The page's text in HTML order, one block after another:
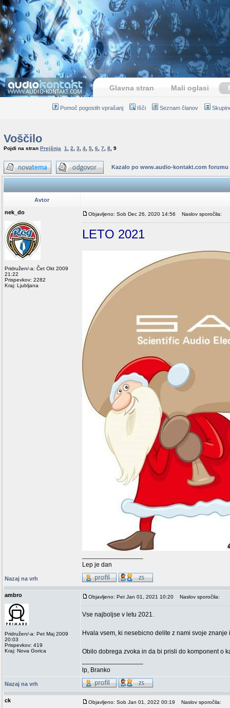
Glavna stran Mali oglasi
Pomoč pogostih vprašanj Išči Seznam članov
Voščilo
Pojdi na stran Prejšnja 1 2 3 4 5 6 7 8 9
Kazalo po www.audio-kontakt.com forumu
Avtor
nek_do
Pridružen/-a: Čet Okt 2009
21:22
Prispevkov: 2282
Kraj: Ljubljana
Objavljeno: Sob Dec 26, 2020 14:56 Naslov sporočila:
LETO 2021
Lep je dan
Nazaj na vrh
ambro
Pridružen/-a: Pet Maj 2009
20:03
Prispevkov: 419
Kraj: Nova Gorica
Objavljeno: Pet Jan 01, 2021 10:20 Naslov sporočila:
Vse najboljse v letu 2021.
Hvala vsem, ki nesebicno delite z nami svoje znanje
Obilo dobrega zvoka in da bi prisli do komponent o
lp, Branko
Nazaj na vrh
ck Objavljeno: Sob Jan 01, 2022 00:19 Naslov sporočila: